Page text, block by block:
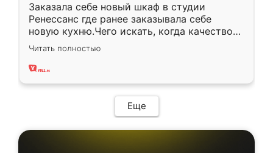
Заказала себе новый шкаф в студии
Ренессанс где ранее заказывала себе
новую кухню.Чего искать, когда качеством
вполне довольна. Служит кухня уже почти
два года, нареканий нет.
Читать полностью
Еще